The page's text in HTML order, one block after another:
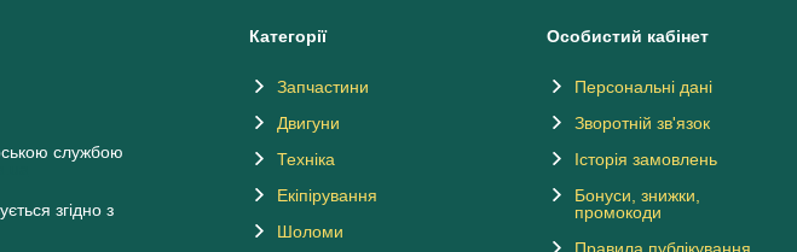
службою
згідно з
Категорії
Запчастини
Двигуни
Техніка
Екіпірування
Шоломи
Особистий кабінет
Персональні дані
Зворотній зв'язок
Історія замовлень
Бонуси, знижки,
промокоди